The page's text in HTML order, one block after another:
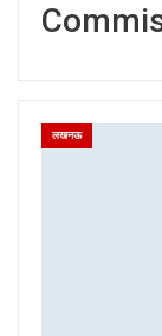
लखनऊ